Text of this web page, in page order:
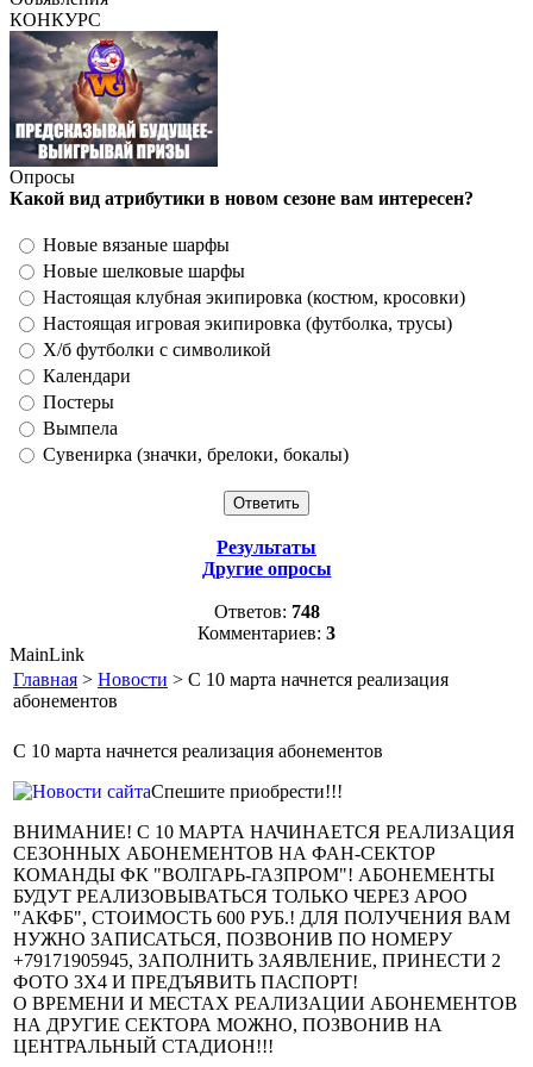
КОНКУРС
Опросы
Какой вид атрибутики в новом сезоне вам интересен?
Новые вязаные шарфы
Новые шелковые шарфы
Настоящая клубная экипировка (костюм, кросовки)
Настоящая игровая экипировка (футболка, трусы)
Х/б футболки с символикой
Календари
Постеры
Вымпела
Сувенирка (значки, брелоки, бокалы)
Результаты
Другие опросы
Ответов: 748
Комментариев: 3
MainLink
Главная > Новости > С 10 марта начнется реализация
абонементов
С 10 марта начнется реализация абонементов
Спешите приобрести!!!
ВНИМАНИЕ! С 10 МАРТА НАЧИНАЕТСЯ РЕАЛИЗАЦИЯ
СЕЗОННЫХ АБОНЕМЕНТОВ НА ФАН-СЕКТОР
КОМАНДЫ ФК "ВОЛГАРЬ-ГАЗПРОМ"! АБОНЕМЕНТЫ
БУДУТ РЕАЛИЗОВЫВАТЬСЯ ТОЛЬКО ЧЕРЕЗ АРОО
"АКФБ", СТОИМОСТЬ 600 РУБ.! ДЛЯ ПОЛУЧЕНИЯ ВАМ
НУЖНО ЗАПИСАТЬСЯ, ПОЗВОНИВ ПО НОМЕРУ
+79171905945, ЗАПОЛНИТЬ ЗАЯВЛЕНИЕ, ПРИНЕСТИ 2
ФОТО 3Х4 И ПРЕДЪЯВИТЬ ПАСПОРТ!
О ВРЕМЕНИ И МЕСТАХ РЕАЛИЗАЦИИ АБОНЕМЕНТОВ
НА ДРУГИЕ СЕКТОРА МОЖНО, ПОЗВОНИВ НА
ЦЕНТРАЛЬНЫЙ СТАДИОН!!!